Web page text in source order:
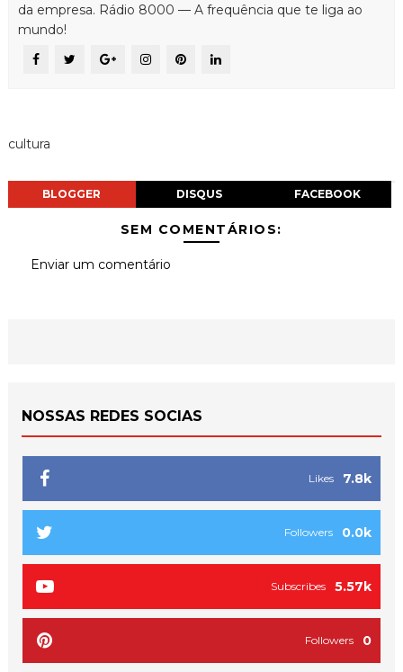
da empresa. Rádio 8000 — A frequência que te liga ao
mundo!
cultura
BLOGGER DISQUS FACEBOOK
SEM COMENTÁRIOS:
Enviar um comentário
NOSSAS REDES SOCIAS
7.8k
Likes
0.0k
Followers
5.57k
Subscribes
0
Followers